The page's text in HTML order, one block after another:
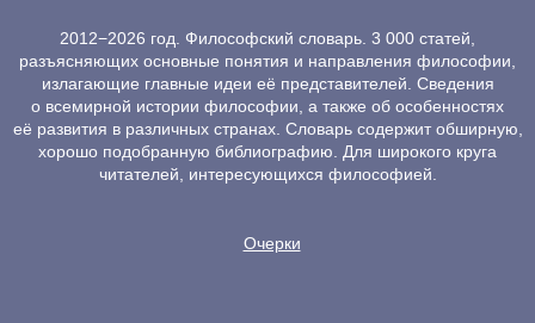
2012−2026 год. Философский словарь. 3 000 статей,
разъясняющих основные понятия и направления философии,
излагающие главные идеи её представителей. Сведения
о всемирной истории философии, а также об особенностях
её развития в различных странах. Словарь содержит обширную,
хорошо подобранную библиографию. Для широкого круга
читателей, интересующихся философией.
Очерки